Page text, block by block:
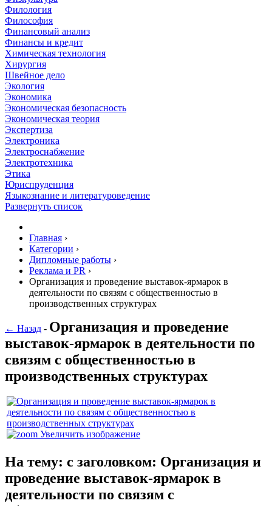
Филология
Философия
Финансовый анализ
Финансы и кредит
Химическая технология
Хирургия
Швейное дело
Экология
Экономика
Экономическая безопасность
Экономическая теория
Экспертиза
Электроника
Электроснабжение
Электротехника
Этика
Юриспруденция
Языкознание и литературоведение
Развернуть список
Главная ›
Категории ›
Дипломные работы ›
Реклама и PR ›
Организация и проведение выставок-ярмарок в
деятельности по связям с общественностью в
производственных структурах
← Назад - Организация и проведение
выставок-ярмарок в деятельности по
связям с общественностью в
производственных структурах
Увеличить изображение
На тему: с заголовком: Организация и
проведение выставок-ярмарок в
деятельности по связям с